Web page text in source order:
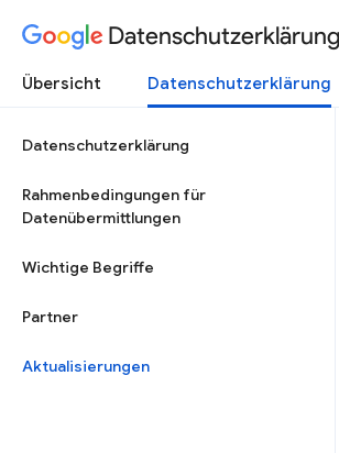
Übersicht Datenschutzerklärung
Datenschutzerklärung
Rahmenbedingungen für
Datenübermittlungen
Wichtige Begriffe
Partner
Aktualisierungen